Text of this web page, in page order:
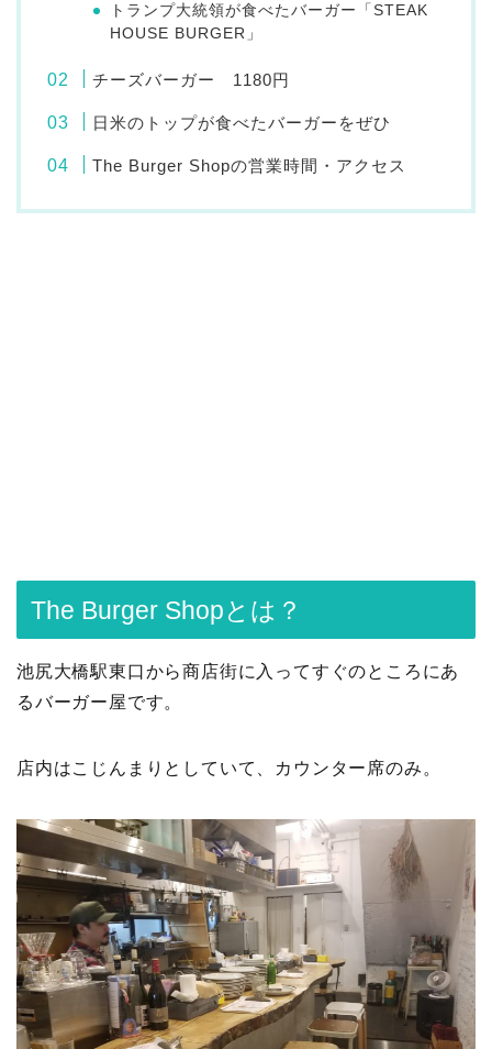
トランプ大統領が食べたバーガー「STEAK
HOUSE BURGER」
チーズバーガー 1180円
日米のトップが食べたバーガーをぜひ
The Burger Shopの営業時間・アクセス
The Burger Shopとは？
池尻大橋駅東口から商店街に入ってすぐのところにあ
るバーガー屋です。
店内はこじんまりとしていて、カウンター席のみ。